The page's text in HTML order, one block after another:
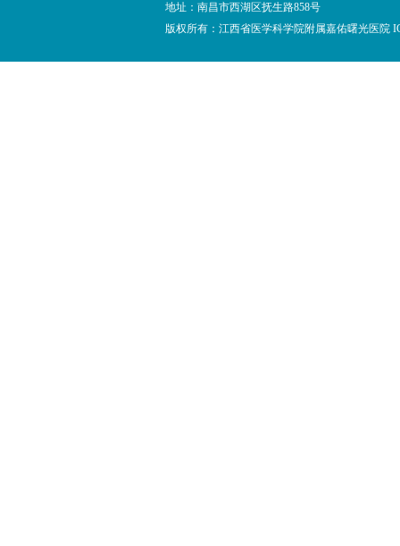
地址：南昌市西湖区抚生路858号
版权所有：江西省医学科学院附属嘉佑曙光医院